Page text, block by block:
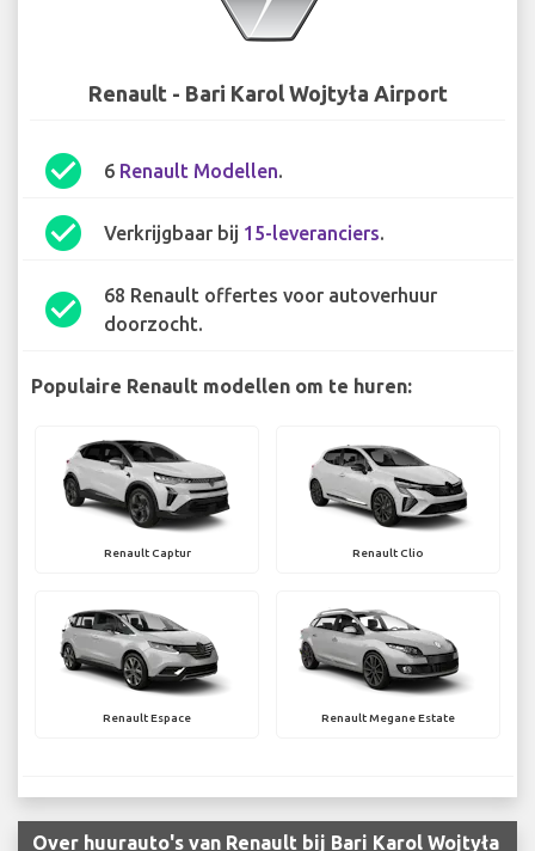
Renault - Bari Karol Wojtyła Airport
check_circle 6 Renault Modellen.
check_circle Verkrijgbaar bij 15-leveranciers.
check_circle
68 Renault offertes voor autoverhuur
doorzocht.
Populaire Renault modellen om te huren:
Renault Captur Renault Clio
Renault Espace Renault Megane Estate
Over huurauto's van Renault bij Bari Karol Wojtyła